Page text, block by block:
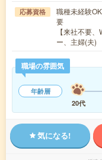
応募資格
職種未経験
要
【来社不要
ー、主婦(夫)
職場の雰囲気
年齢層
20代
気になる!